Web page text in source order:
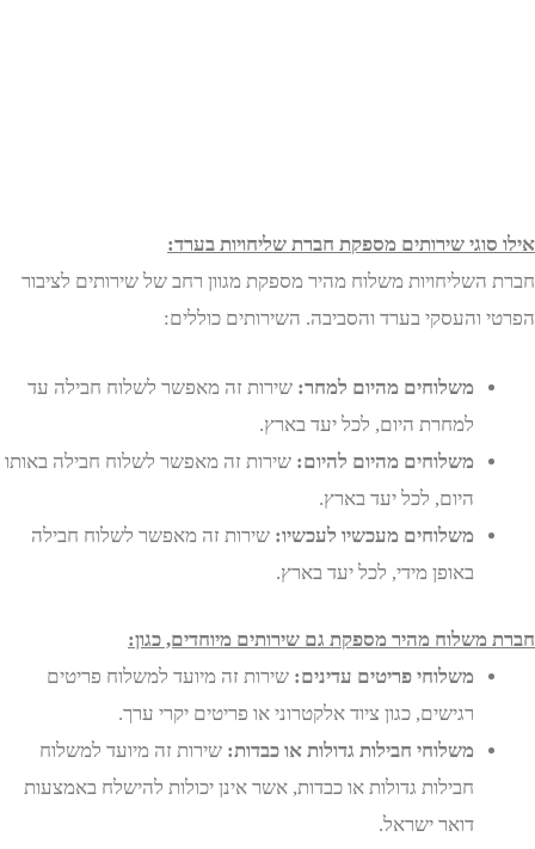
שירותים מספקת חברת שליחויות בערד:
משלוח מהיר מספקת מגוון רחב של שירותים לציבור
והעסקי בערד והסביבה. השירותים כוללים:
משלוחים מהיום למחר:שירות זה מאפשר לשלוח חבילה עד
למחרת היום, לכל יעד בארץ.
משלוחים מהיום להיום:שירות זה מאפשר לשלוח חבילה באותו
היום, לכל יעד בארץ.
משלוחים מעכשיו לעכשיו:שירות זה מאפשר לשלוח חבילה
באופן מידי, לכל יעד בארץ.
מהיר מספקת גם שירותים מיוחדים, כגון:
משלוחי פריטים עדינים:שירות זה מיועד למשלוח פריטים
רגישים, כגון ציוד אלקטרוני או פריטים יקרי ערך.
משלוחי חבילות גדולות או כבדות:שירות זה מיועד למשלוח
חבילות גדולות או כבדות, אשר אינן יכולות להישלח באמצעות
דואר ישראל.